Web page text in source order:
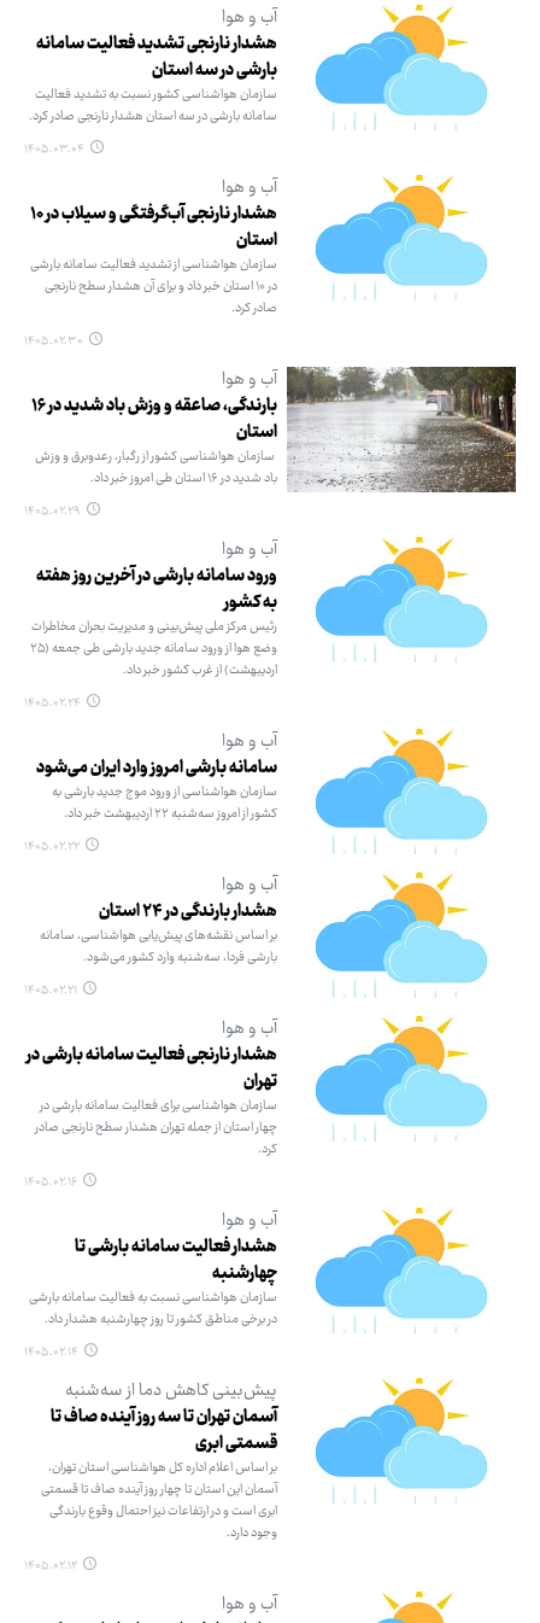
آب و هوا
هشدار نارنجی تشدید فعالیت سامانه
بارشی در سه استان
سازمان هواشناسی کشور نسبت به تشدید فعالیت
سامانه بارشی در سه استان هشدار نارنجی صادر کرد.
۱۴۰۵.۰۳.۰۴
آب و هوا
هشدار نارنجی آب‌گرفتگی و سیلاب در ۱۰
استان
سازمان هواشناسی از تشدید فعالیت سامانه بارشی
در ۱۰ استان خبر داد و برای آن هشدار سطح نارنجی
صادر کرد.
۱۴۰۵.۰۲.۳۰
آب و هوا
بارندگی، صاعقه و وزش باد شدید در ۱۶
استان
سازمان هواشناسی کشور از رگبار، رعدوبرق و وزش
باد شدید در ۱۶ استان طی امروز خبر داد.
۱۴۰۵.۰۲.۲۹
آب و هوا
ورود سامانه بارشی در آخرین روز هفته
به کشور
رئیس مرکز ملی پیش‌بینی و مدیریت بحران مخاطرات
وضع هوا از ورود سامانه جدید بارشی طی جمعه (۲۵
اردیبهشت) از غرب کشور خبر داد.
۱۴۰۵.۰۲.۲۴
آب و هوا
سامانه بارشی امروز وارد ایران می‌شود
سازمان هواشناسی از ورود موج جدید بارشی به
کشور از امروز سه‌شنبه ۲۲ اردیبهشت خبر داد.
۱۴۰۵.۰۲.۲۲
آب و هوا
هشدار بارندگی در ۲۴ استان
بر اساس نقشه‌های پیش‌یابی هواشناسی، سامانه
بارشی فردا، سه‌شنبه وارد کشور می‌شود.
۱۴۰۵.۰۲.۲۱
آب و هوا
هشدار نارنجی فعالیت سامانه بارشی در
تهران
سازمان هواشناسی برای فعالیت سامانه بارشی در
چهار استان از جمله تهران هشدار سطح نارنجی صادر
کرد.
۱۴۰۵.۰۲.۱۶
آب و هوا
هشدار فعالیت سامانه بارشی تا
چهارشنبه
سازمان هواشناسی نسبت به فعالیت سامانه بارشی
در برخی مناطق کشور تا روز چهارشنبه هشدار داد.
۱۴۰۵.۰۲.۱۴
پیش‌بینی کاهش دما از سه‌شنبه
آسمان تهران تا سه روز آینده صاف تا
قسمتی ابری
بر اساس اعلام اداره کل هواشناسی استان تهران،
آسمان این استان تا چهار روز آینده صاف تا قسمتی
ابری است و در ارتفاعات نیز احتمال وقوع بارندگی
وجود دارد.
۱۴۰۵.۰۲.۱۲
آب و هوا